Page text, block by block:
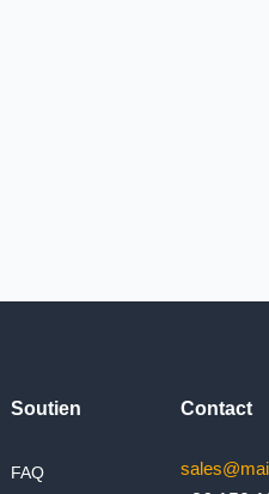
Soutien
FAQ
Contact